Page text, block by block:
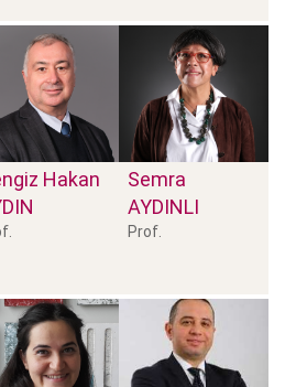
Hakan
Semra
AYDINLI
Prof.